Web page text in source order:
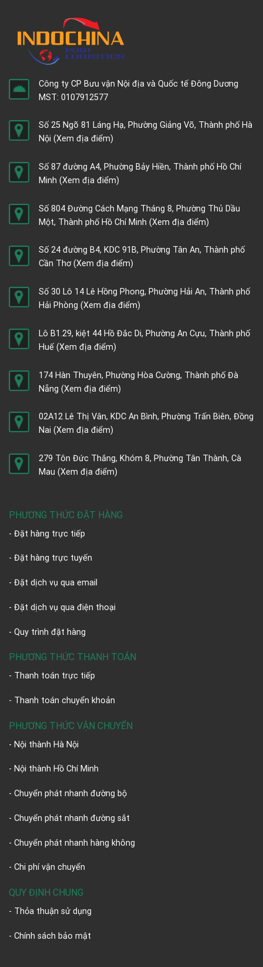
Công ty CP Bưu vận Nội địa và Quốc tế Đông Dương
MST: 0107912577
Số 25 Ngõ 81 Láng Hạ, Phường Giảng Võ, Thành phố Hà
Nội (Xem địa điểm)
Số 87 đường A4, Phường Bảy Hiền, Thành phố Hồ Chí
Minh (Xem địa điểm)
Số 804 Đường Cách Mạng Tháng 8, Phường Thủ Dầu
Một, Thành phố Hồ Chí Minh (Xem địa điểm)
Số 24 đường B4, KDC 91B, Phường Tân An, Thành phố
Cần Thơ(Xem địa điểm)
Số 30 Lô 14 Lê Hồng Phong, Phường Hải An, Thành phố
Hải Phòng (Xem địa điểm)
Lô B1.29, kiệt 44 Hồ Đắc Di, Phường An Cựu, Thành phố
Huế (Xem địa điểm)
174 Hàn Thuyên, Phường Hòa Cường, Thành phố Đà
Nẵng (Xem địa điểm)
02A12 Lê Thị Vân, KDC An Bình, Phường Trấn Biên, Đồng
Nai (Xem địa điểm)
279 Tôn Đức Thắng, Khóm 8, Phường Tân Thành, Cà
Mau (Xem địa điểm)
PHƯƠNG THỨC ĐẶT HÀNG
- Đặt hàng trực tiếp
- Đặt hàng trực tuyến
- Đặt dịch vụ qua email
- Đặt dịch vụ qua điện thoại
- Quy trình đặt hàng
PHƯƠNG THỨC THANH TOÁN
- Thanh toán trực tiếp
- Thanh toán chuyển khoản
PHƯƠNG THỨC VẬN CHUYỂN
- Nội thành Hà Nội
- Nội thành Hồ Chí Minh
- Chuyển phát nhanh đường bộ
- Chuyển phát nhanh đường sắt
- Chuyển phát nhanh hàng không
- Chi phí vận chuyển
QUY ĐỊNH CHUNG
- Thỏa thuận sử dụng
- Chính sách bảo mật